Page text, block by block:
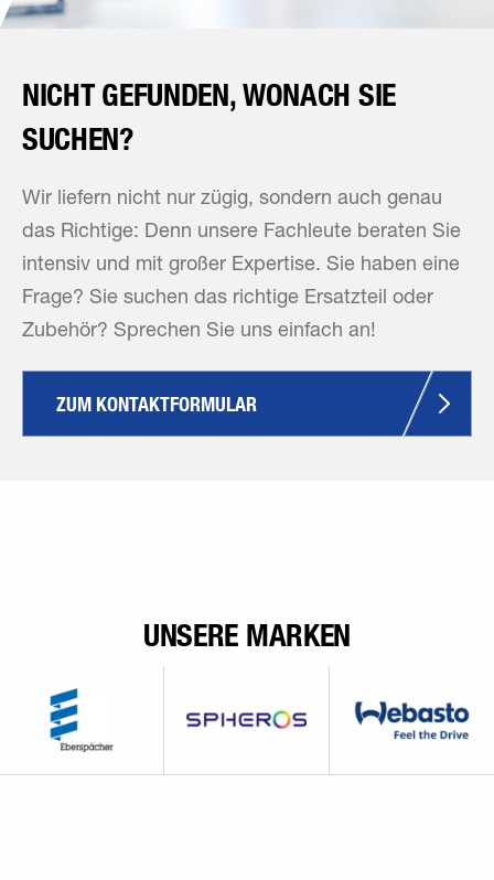
NICHT GEFUNDEN, WONACH SIE
SUCHEN?
Wir liefern nicht nur zügig, sondern auch genau
das Richtige: Denn unsere Fachleute beraten Sie
intensiv und mit großer Expertise. Sie haben eine
Frage? Sie suchen das richtige Ersatzteil oder
Zubehör? Sprechen Sie uns einfach an!
ZUM KONTAKTFORMULAR
UNSERE MARKEN